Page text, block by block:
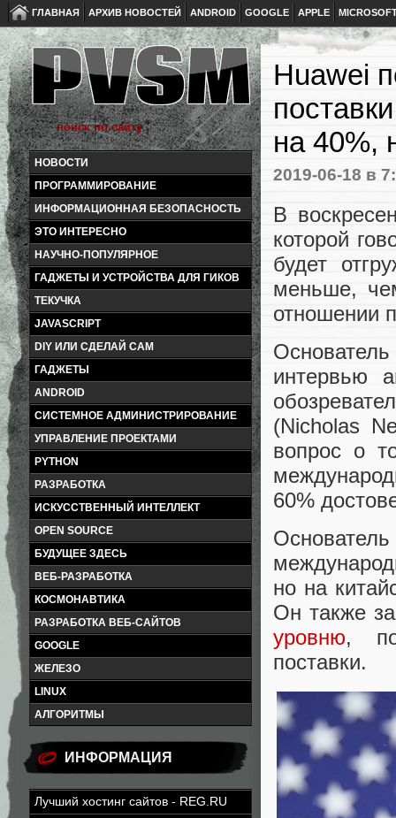
ГЛАВНАЯ АРХИВ НОВОСТЕЙ ANDROID GOOGLE APPLE
НОВОСТИ
ПРОГРАММИРОВАНИЕ
ИНФОРМАЦИОННАЯ БЕЗОПАСНОСТЬ
ЭТО ИНТЕРЕСНО
НАУЧНО-ПОПУЛЯРНОЕ
ГАДЖЕТЫ И УСТРОЙСТВА ДЛЯ ГИКОВ
ТЕКУЧКА
JAVASCRIPT
DIY ИЛИ СДЕЛАЙ САМ
ГАДЖЕТЫ
ANDROID
СИСТЕМНОЕ АДМИНИСТРИРОВАНИЕ
УПРАВЛЕНИЕ ПРОЕКТАМИ
PYTHON
РАЗРАБОТКА
ИСКУССТВЕННЫЙ ИНТЕЛЛЕКТ
OPEN SOURCE
БУДУЩЕЕ ЗДЕСЬ
ВЕБ-РАЗРАБОТКА
КОСМОНАВТИКА
РАЗРАБОТКА ВЕБ-САЙТОВ
GOOGLE
ЖЕЛЕЗО
LINUX
АЛГОРИТМЫ
ИНФОРМАЦИЯ
Лучший хостинг сайтов - REG.RU
Huawei
на 40%,
2019-06-18 в
В
которой
будет
меньше,
отношении
интервью
(Nicholas
вопрос о
60%
но на
Он также
уровню,
поставки.